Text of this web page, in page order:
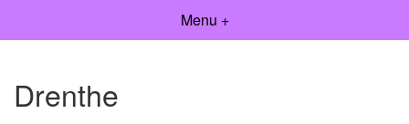
Menu +
Drenthe